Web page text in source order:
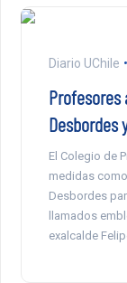
Diario UChile
Profesores
Desbordes
El Colegio de
medidas
Desbordes
llamados
exalcalde